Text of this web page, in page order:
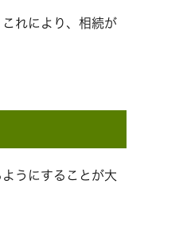
れにより、相続が
うにすることが大